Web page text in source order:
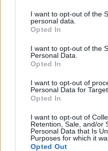
I want to opt-out of the
personal data.
Opted In
I want to opt-out of the
Personal Data.
Opted In
I want to opt-out of
Personal Data for
Opted In
I want to opt-out of
Retention, Sale, and/or
Personal Data that Is
Purposes for which it
Opted Out
BEING
O Method: Η λύση
οργασμό έρχεται